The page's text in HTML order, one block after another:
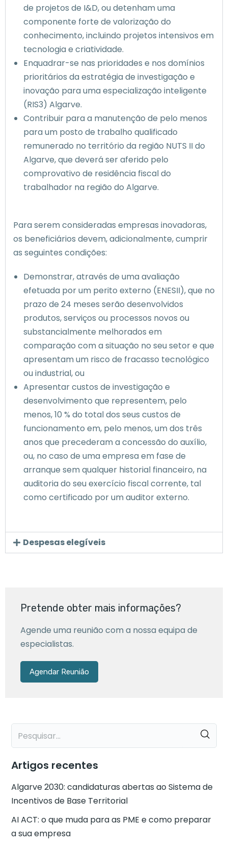
de projetos de I&D, ou detenham uma
componente forte de valorização do
conhecimento, incluindo projetos intensivos em
tecnologia e criatividade.
Enquadrar-se nas prioridades e nos domínios
prioritários da estratégia de investigação e
inovação para uma especialização inteligente
(RIS3) Algarve.
Contribuir para a manutenção de pelo menos
para um posto de trabalho qualificado
remunerado no território da região NUTS II do
Algarve, que deverá ser aferido pelo
comprovativo de residência fiscal do
trabalhador na região do Algarve.
Para serem consideradas empresas inovadoras,
os beneficiários devem, adicionalmente, cumprir
as seguintes condições:
Demonstrar, através de uma avaliação
efetuada por um perito externo (ENESII), que no
prazo de 24 meses serão desenvolvidos
produtos, serviços ou processos novos ou
substancialmente melhorados em
comparação com a situação no seu setor e que
apresentam um risco de fracasso tecnológico
ou industrial, ou
Apresentar custos de investigação e
desenvolvimento que representem, pelo
menos, 10 % do total dos seus custos de
funcionamento em, pelo menos, um dos três
anos que precederam a concessão do auxílio,
ou, no caso de uma empresa em fase de
arranque sem qualquer historial financeiro, na
auditoria do seu exercício fiscal corrente, tal
como certificado por um auditor externo.
Despesas elegíveis
Pretende obter mais informações?
Agende uma reunião com a nossa equipa de
especialistas.
Agendar Reunião
Artigos recentes
Algarve 2030: candidaturas abertas ao Sistema de
Incentivos de Base Territorial
AI ACT: o que muda para as PME e como preparar
a sua empresa